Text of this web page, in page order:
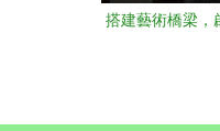
搭建藝術橋梁